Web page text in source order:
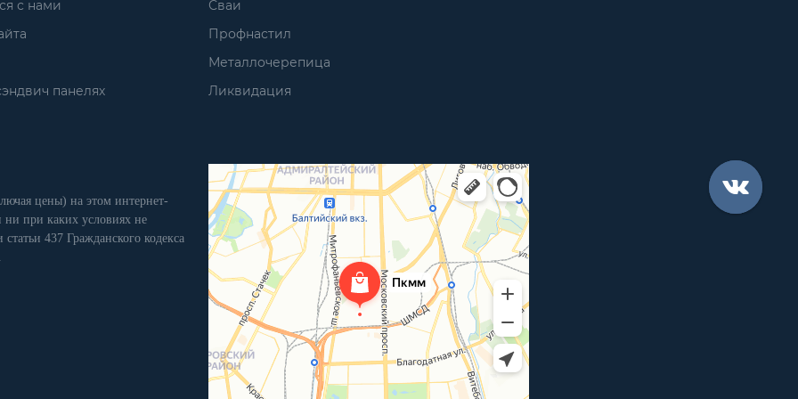
с нами
панелях
Сваи
Профнастил
Металлочерепица
Ликвидация
цены) на этом интернет-
ни при каких условиях не
437 Гражданского кодекса